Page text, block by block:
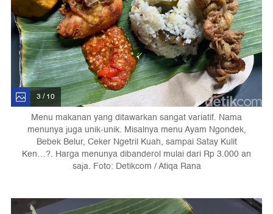
3 / 10
Menu makanan yang ditawarkan sangat variatif. Nama
menunya juga unik-unik. Misalnya menu Ayam Ngondek,
Bebek Belur, Ceker Ngetril Kuah, sampai Satay Kulit
Ken…?. Harga menunya dibanderol mulai dari Rp 3.000 an
saja. Foto: Detikcom / Atiqa Rana